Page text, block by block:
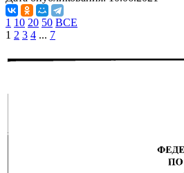
1 10 20 50 ВСЕ
1 2 3 4 ... 7